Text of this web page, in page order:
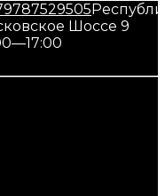
Шоссе 9